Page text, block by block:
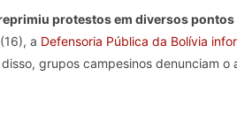
protestos em diversos pontos
a Defensoria Pública da Bolívia
grupos campesinos denunciam o